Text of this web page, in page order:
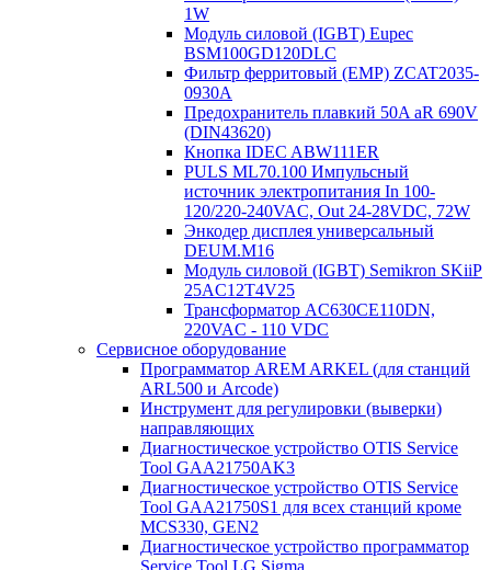
1W
Модуль силовой (IGBT) Eupec
BSM100GD120DLC
Фильтр ферритовый (EMP) ZCAT2035-
0930A
Предохранитель плавкий 50A aR 690V
(DIN43620)
Кнопка IDEC ABW111ER
PULS ML70.100 Импульсный
источник электропитания In 100-
120/220-240VAC, Out 24-28VDC, 72W
Энкодер дисплея универсальный
DEUM.M16
Модуль силовой (IGBT) Semikron SKiiP
25AC12T4V25
Трансформатор AC630CE110DN,
220VAC - 110 VDC
Сервисное оборудование
Программатор AREM ARKEL (для станций
ARL500 и Arcode)
Инструмент для регулировки (выверки)
направляющих
Диагностическое устройство OTIS Service
Tool GAA21750AK3
Диагностическое устройство OTIS Service
Tool GAA21750S1 для всех станций кроме
MCS330, GEN2
Диагностическое устройство программатор
Service Tool LG Sigma